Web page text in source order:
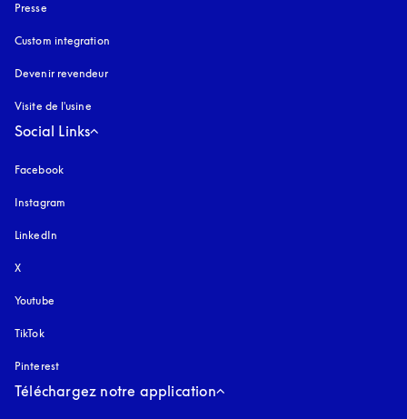
Presse
Custom integration
Devenir revendeur
Visite de l'usine
Social Links
Facebook
Instagram
LinkedIn
X
Youtube
TikTok
Pinterest
Téléchargez notre application